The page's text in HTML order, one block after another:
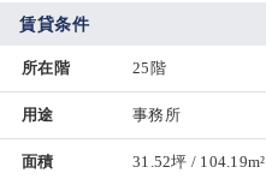
賃貸条件
所在階 25階
用途 事務所
面積 31.52坪 / 104.19m²